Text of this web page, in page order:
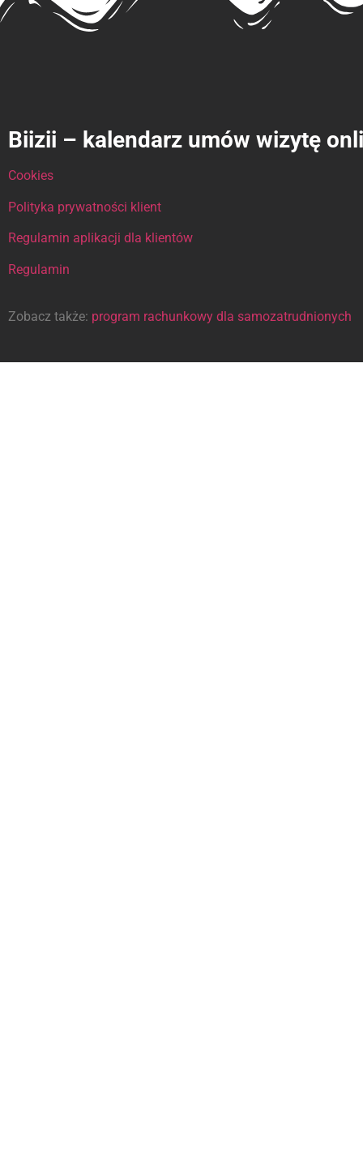
Biizii – kalendarz umów wizytę
Cookies
Polityka prywatności klient
Regulamin aplikacji dla klientów
Regulamin
Zobacz także: program rachunkowy dla samozatrudnionych